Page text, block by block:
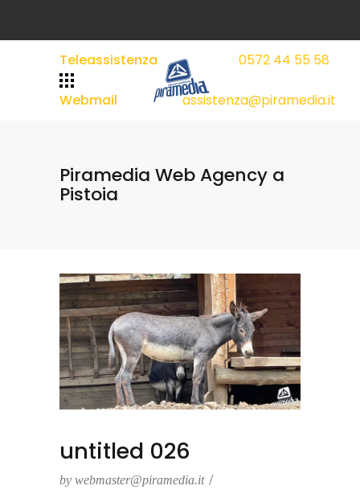
Teleassistenza
Webmail
0572 44 55 58
assistenza@piramedia.it
Piramedia Web Agency a
Pistoia
untitled 026
by webmaster@piramedia.it